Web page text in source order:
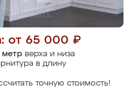
от 65 000 ₽
метрверха и низа
в длину
точную стоимость!